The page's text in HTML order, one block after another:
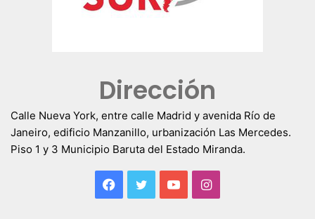
Dirección
Calle Nueva York, entre calle Madrid y avenida Río de
Janeiro, edificio Manzanillo, urbanización Las Mercedes.
Piso 1 y 3 Municipio Baruta del Estado Miranda.
Facebook
TwitterYouTubeInstagram